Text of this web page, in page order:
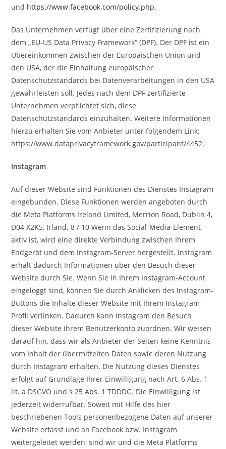
und https://www.facebook.com/policy.php.
Das Unternehmen verfügt über eine Zertifizierung nach
dem „EU-US Data Privacy Framework“ (DPF). Der DPF ist ein
Übereinkommen zwischen der Europäischen Union und
den USA, der die Einhaltung europäischer
Datenschutzstandards bei Datenverarbeitungen in den USA
gewährleisten soll. Jedes nach dem DPF zertifizierte
Unternehmen verpflichtet sich, diese
Datenschutzstandards einzuhalten. Weitere Informationen
hierzu erhalten Sie vom Anbieter unter folgendem Link:
https://www.dataprivacyframework.gov/participant/4452.
Instagram
Auf dieser Website sind Funktionen des Dienstes Instagram
eingebunden. Diese Funktionen werden angeboten durch
die Meta Platforms Ireland Limited, Merrion Road, Dublin 4,
D04 X2K5, Irland. 8 / 10 Wenn das Social-Media-Element
aktiv ist, wird eine direkte Verbindung zwischen Ihrem
Endgerät und dem Instagram-Server hergestellt. Instagram
erhält dadurch Informationen über den Besuch dieser
Website durch Sie. Wenn Sie in Ihrem Instagram-Account
eingeloggt sind, können Sie durch Anklicken des Instagram-
Buttons die Inhalte dieser Website mit Ihrem Instagram-
Profil verlinken. Dadurch kann Instagram den Besuch
dieser Website Ihrem Benutzerkonto zuordnen. Wir weisen
darauf hin, dass wir als Anbieter der Seiten keine Kenntnis
vom Inhalt der übermittelten Daten sowie deren Nutzung
durch Instagram erhalten. Die Nutzung dieses Dienstes
erfolgt auf Grundlage Ihrer Einwilligung nach Art. 6 Abs. 1
lit. a DSGVO und § 25 Abs. 1 TDDDG. Die Einwilligung ist
jederzeit widerrufbar. Soweit mit Hilfe des hier
beschriebenen Tools personenbezogene Daten auf unserer
Website erfasst und an Facebook bzw. Instagram
weitergeleitet werden, sind wir und die Meta Platforms